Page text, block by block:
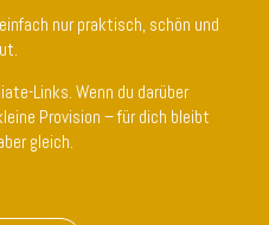
nur praktisch, schön und
Links. Wenn du darüber
Provision – für dich bleibt
gleich.